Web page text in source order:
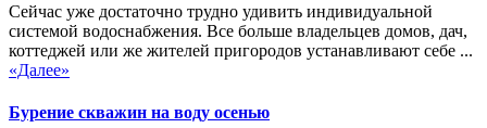
Сейчас уже достаточно трудно удивить индивидуальной
системой водоснабжения. Все больше владельцев домов, дач,
коттеджей или же жителей пригородов устанавливают себе ...
«Далее»
Бурение скважин на воду осенью